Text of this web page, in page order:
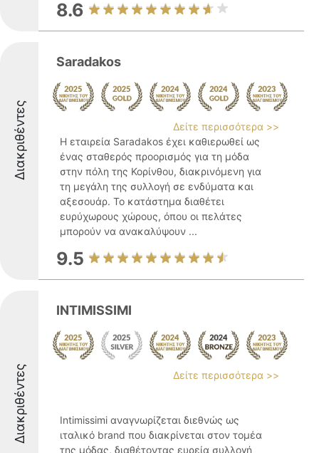
8.6
Διακριθέντες
Saradakos
Δείτε περισσότερα >>
Η εταιρεία Saradakos έχει καθιερωθεί ως
ένας σταθερός προορισμός για τη μόδα
στην πόλη της Κορίνθου, διακρινόμενη για
τη μεγάλη της συλλογή σε ενδύματα και
αξεσουάρ. Το κατάστημα διαθέτει
ευρύχωρους χώρους, όπου οι πελάτες
μπορούν να ανακαλύψουν ...
9.5
Διακριθέντες
INTIMISSIMI
Δείτε περισσότερα >>
Intimissimi αναγνωρίζεται διεθνώς ως
ιταλικό brand που διακρίνεται στον τομέα
της μόδας, διαθέτοντας ευρεία συλλογή